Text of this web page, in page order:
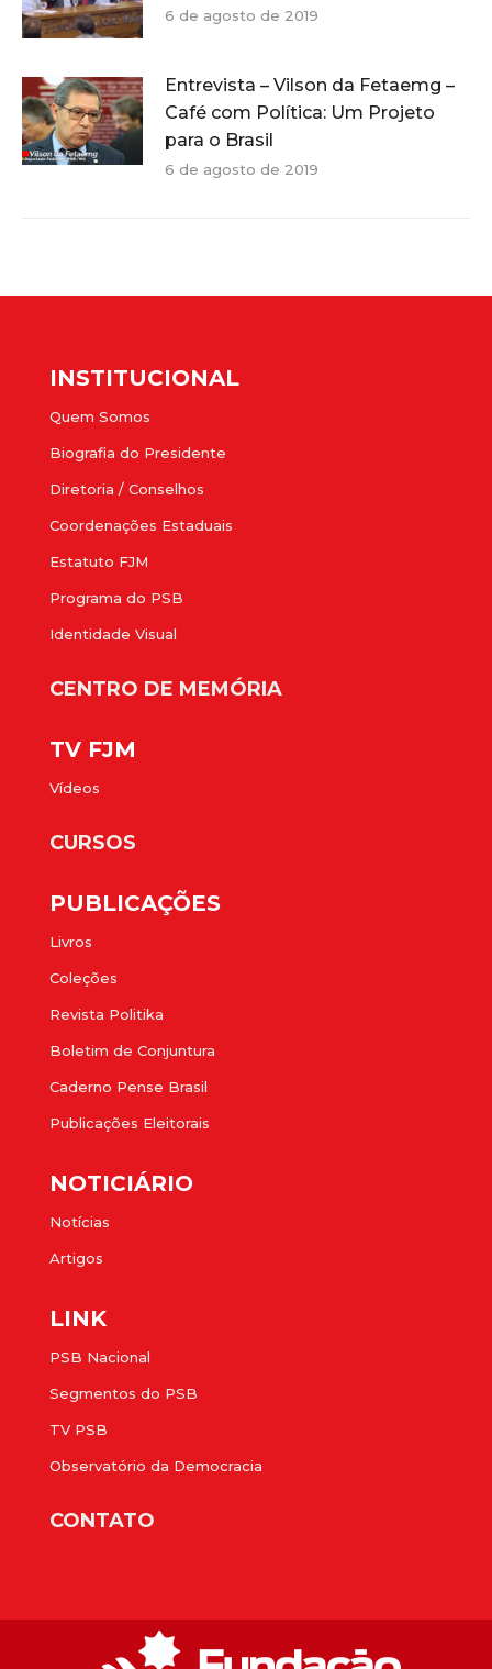
6 de agosto de 2019
Entrevista – Vilson da Fetaemg –
Café com Política: Um Projeto
para o Brasil
6 de agosto de 2019
INSTITUCIONAL
Quem Somos
Biografia do Presidente
Diretoria / Conselhos
Coordenações Estaduais
Estatuto FJM
Programa do PSB
Identidade Visual
CENTRO DE MEMÓRIA
TV FJM
Vídeos
CURSOS
PUBLICAÇÕES
Livros
Coleções
Revista Politika
Boletim de Conjuntura
Caderno Pense Brasil
Publicações Eleitorais
NOTICIÁRIO
Notícias
Artigos
LINK
PSB Nacional
Segmentos do PSB
TV PSB
Observatório da Democracia
CONTATO